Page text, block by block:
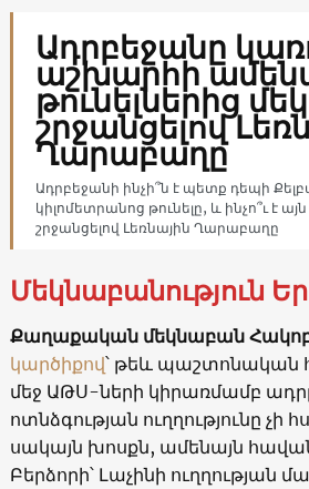
Ադրբեջանը
աշխարհի
թունելներից
շրջանցելով
Ղարաբաղը
Ադրբեջանի ինչի՞ն է պետք դեպի
կիլոմետրանոց թունելը, և ինչո՞ւ է
շրջանցելով Լեռնային Ղարաբաղը
Մեկնաբանություն
Քաղաքական մեկնաբան
կարծիքով՝ թեև պաշտոնական
մեջ ԱԹՍ-ների կիրառմամբ
ոտնձգության ուղղությունը չի
սակայն խոսքն, ամենայն
Բերձորի՝ Լաչինի ուղղության